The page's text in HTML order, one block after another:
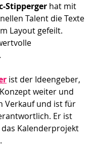
Stipperger hat mit
Talent die Texte
Layout gefeilt.
ist der Ideengeber,
weiter und
Verkauf und ist für
Er ist
Kalenderprojekt